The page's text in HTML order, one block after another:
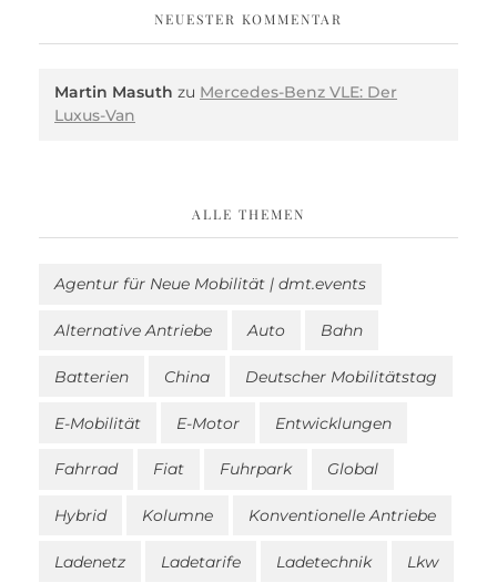
NEUESTER KOMMENTAR
Martin Masuth zu Mercedes-Benz VLE: Der
Luxus-Van
ALLE THEMEN
Agentur für Neue Mobilität | dmt.events
Alternative Antriebe Auto Bahn
Batterien China Deutscher Mobilitätstag
E-Mobilität E-Motor Entwicklungen
Fahrrad Fiat Fuhrpark Global
Hybrid Kolumne Konventionelle Antriebe
Ladenetz Ladetarife Ladetechnik Lkw